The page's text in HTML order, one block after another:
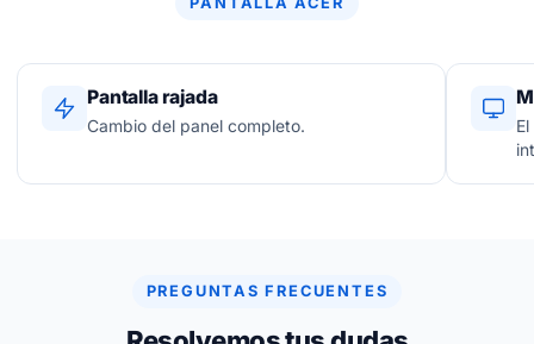
Pantalla rajada
Cambio del panel completo.
PREGUNTAS FRECUENTES